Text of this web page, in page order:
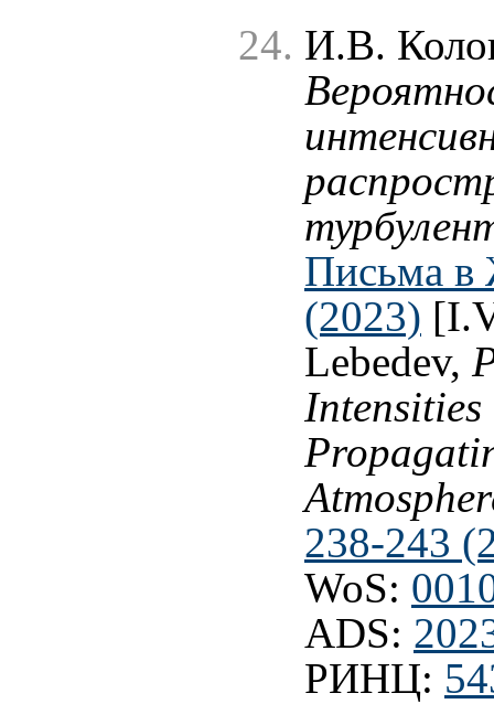
И.В.
Письма
(2023)
Lebedev,
Intensities
238-243
WoS:
ADS:
РИНЦ: